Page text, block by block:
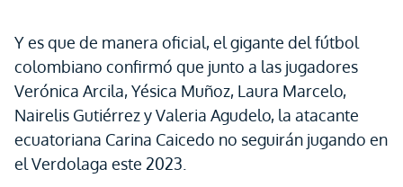
Y es que de manera oficial, el gigante del fútbol
colombiano confirmó que junto a las jugadores
Verónica Arcila, Yésica Muñoz, Laura Marcelo,
Nairelis Gutiérrez y Valeria Agudelo, la atacante
ecuatoriana Carina Caicedo no seguirán jugando en
el Verdolaga este 2023.